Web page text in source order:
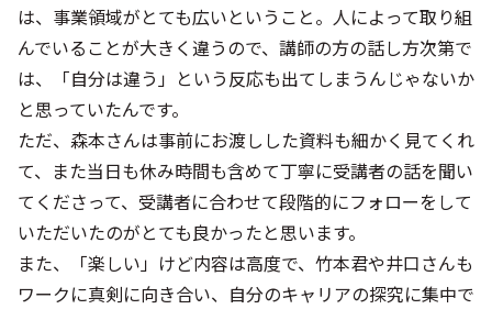
は、事業領域がとても広いということ。人によって取り組
んでいることが大きく違うので、講師の方の話し方次第で
は、「自分は違う」という反応も出てしまうんじゃないか
と思っていたんです。
ただ、森本さんは事前にお渡しした資料も細かく見てくれ
て、また当日も休み時間も含めて丁寧に受講者の話を聞い
てくださって、受講者に合わせて段階的にフォローをして
いただいたのがとても良かったと思います。
また、「楽しい」けど内容は高度で、竹本君や井口さんも
ワークに真剣に向き合い、自分のキャリアの探究に集中で